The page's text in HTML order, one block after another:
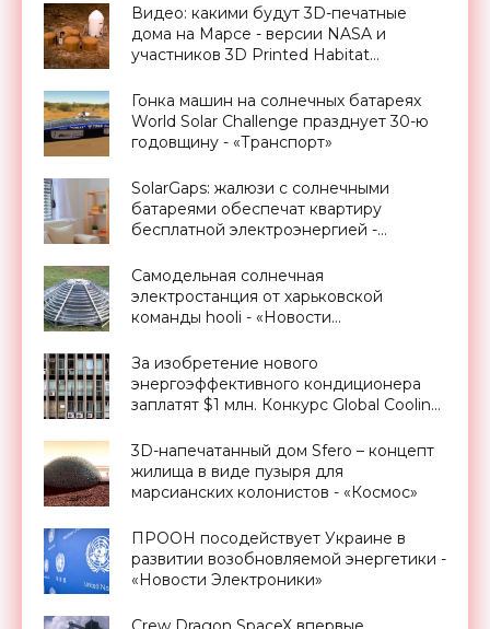
Видео: какими будут 3D-печатные
дома на Марсе - версии NASA и
участников 3D Printed Habitat
Гонка машин на солнечных батареях
World Solar Challenge празднует 30-ю
годовщину - «Транспорт»
SolarGaps: жалюзи с солнечными
батареями обеспечат квартиру
бесплатной электроэнергией -
Самодельная солнечная
электростанция от харьковской
команды hooli - «Новости
За изобретение нового
энергоэффективного кондиционера
заплатят $1 млн. Конкурс Global Cooling
3D-напечатанный дом Sfero – концепт
жилища в виде пузыря для
марсианских колонистов - «Космос»
ПРООН посодействует Украине в
развитии возобновляемой энергетики -
«Новости Электроники»